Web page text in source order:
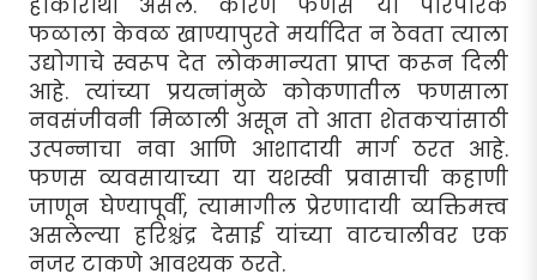
फळाला केवळ खाण्यापुरते मर्यादित न ठेवता त्याला
उद्योगाचे स्वरूप देत लोकमान्यता प्राप्त करून दिली
आहे. त्यांच्या प्रयत्नांमुळे कोकणातील फणसाला
नवसंजीवनी मिळाली असून तो आता शेतकर्‍यांसाठी
उत्पन्नाचा नवा आणि आशादायी मार्ग ठरत आहे.
फणस व्यवसायाच्या या यशस्वी प्रवासाची कहाणी
जाणून घेण्यापूर्वी, त्यामागील प्रेरणादायी व्यक्तिमत्त्व
असलेल्या हरिश्चंद्र देसाई यांच्या वाटचालीवर एक
नजर टाकणे आवश्यक ठरते.